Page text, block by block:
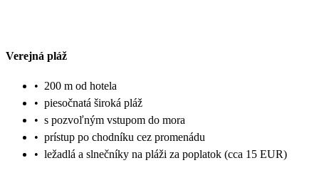
Verejná pláž
• 200 m od hotela
• piesočnatá široká pláž
• s pozvoľným vstupom do mora
• prístup po chodníku cez promenádu
• ležadlá a slnečníky na pláži za poplatok (cca 15 EUR)